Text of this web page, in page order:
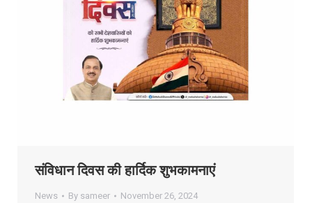
संविधान दिवस की हार्दिक शुभकामनाएं
News By sameer November 26, 2024